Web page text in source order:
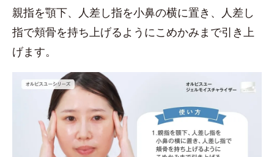
親指を顎下、人差し指を小鼻の横に置き、人差し
指で頬骨を持ち上げるようにこめかみまで引き上
げます。